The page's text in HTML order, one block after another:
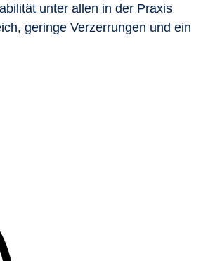
unter allen in der Praxis
geringe Verzerrungen und ein